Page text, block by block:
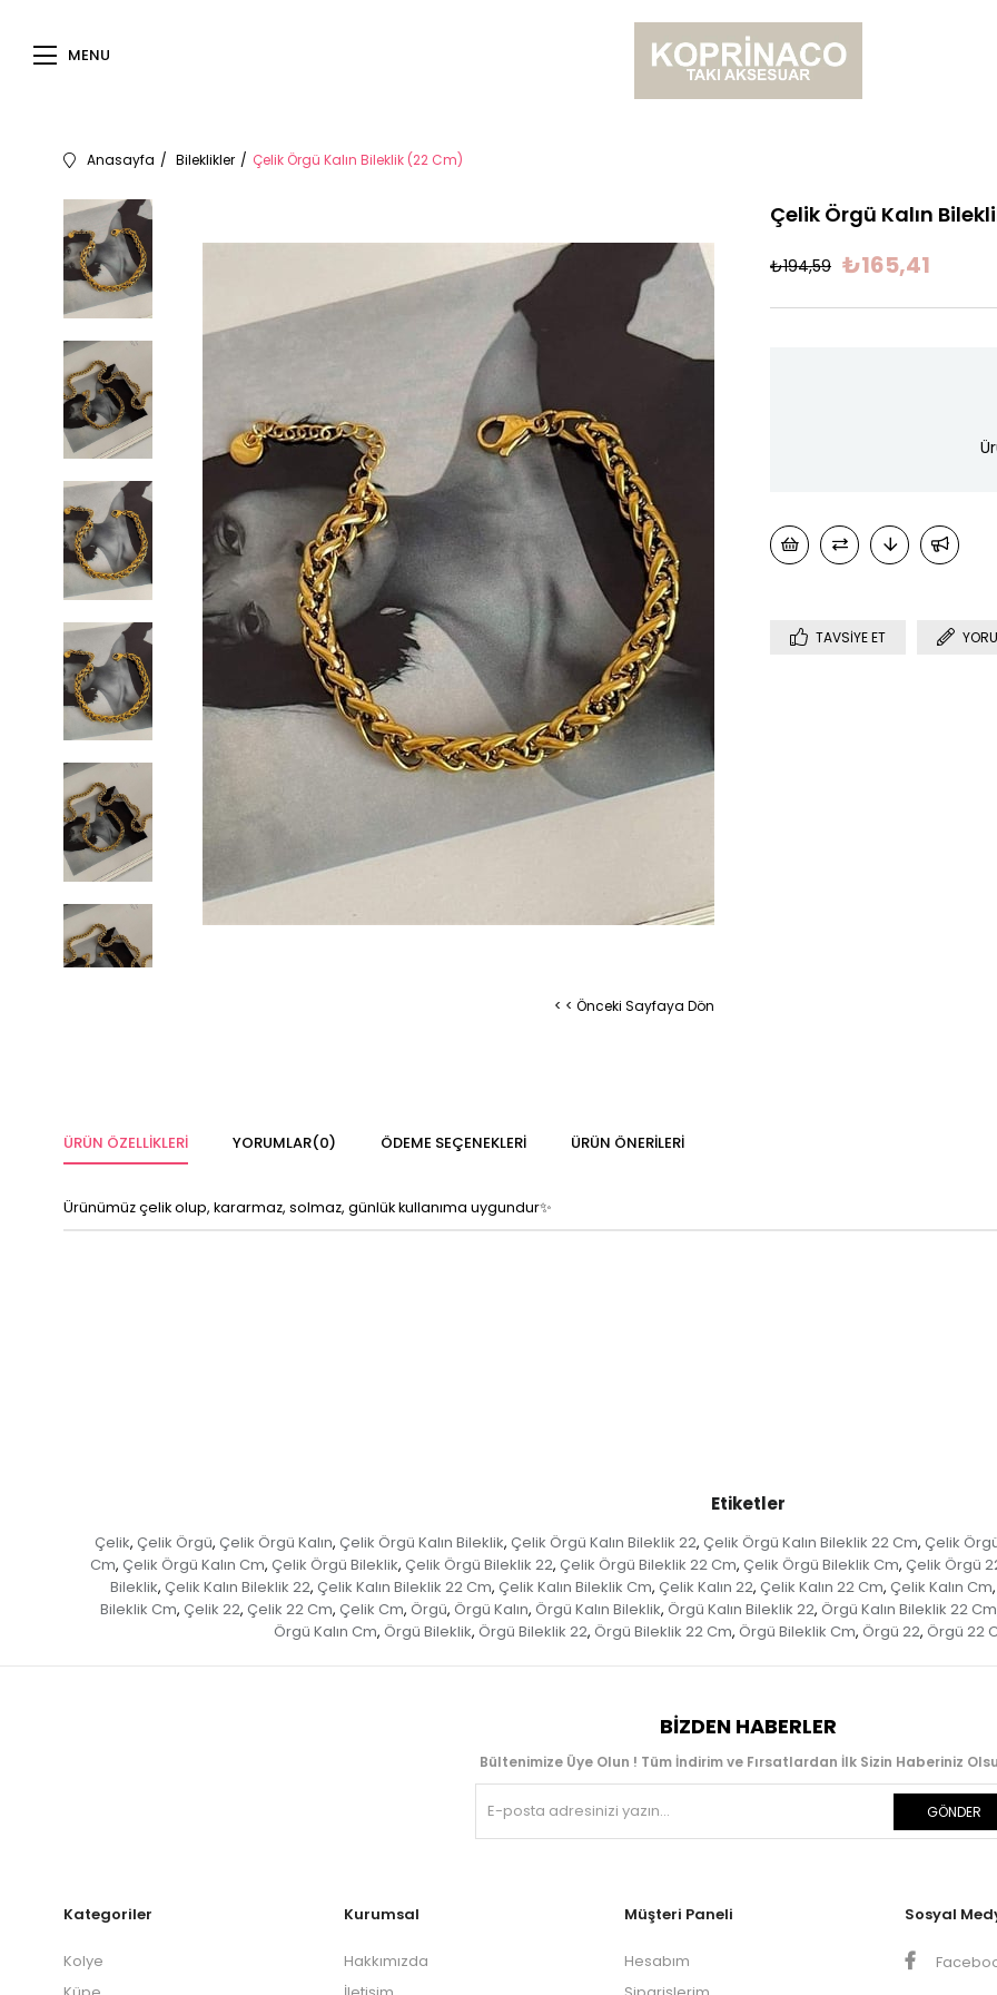
MENU
Anasayfa Bileklikler Çelik Örgü Kalın Bileklik (22 Cm)
< < Önceki Sayfaya Dön
Çelik Örgü Kalın
₺194,59 ₺165,41
TAVSIYE ET
ÜRÜN ÖZELLIKLERI YORUMLAR(0) ÖDEME SEÇENEKLERI ÜRÜN ÖNERILERI
Ürünümüz çelik olup, kararmaz, solmaz, günlük kullanıma uygundur✨
Etiketler
Çelik, Çelik Örgü, Çelik Örgü Kalın, Çelik Örgü Kalın Bileklik, Çelik Örgü Kalın Bileklik 22, Çelik Örgü Kalın Bileklik 22 Cm, Çelik
Cm, Çelik Örgü Kalın Cm, Çelik Örgü Bileklik, Çelik Örgü Bileklik 22, Çelik Örgü Bileklik 22 Cm, Çelik Örgü Bileklik Cm, Çelik Örgü
Bileklik, Çelik Kalın Bileklik 22, Çelik Kalın Bileklik 22 Cm, Çelik Kalın Bileklik Cm, Çelik Kalın 22, Çelik Kalın 22 Cm, Çelik Kalın Cm,
Bileklik Cm, Çelik 22, Çelik 22 Cm, Çelik Cm, Örgü, Örgü Kalın, Örgü Kalın Bileklik, Örgü Kalın Bileklik 22, Örgü Kalın Bileklik 22 Cm
Örgü Kalın Cm, Örgü Bileklik, Örgü Bileklik 22, Örgü Bileklik 22 Cm, Örgü Bileklik Cm, Örgü 22, Örgü 22
BIZDEN HABERLER
Bültenimize Üye Olun ! Tüm İndirim ve Fırsatlardan İlk Sizin Haberiniz
GÖNDER
Kategoriler
Kolye
Kurumsal
Hakkımızda
Müşteri Paneli
Hesabım
Sosyal